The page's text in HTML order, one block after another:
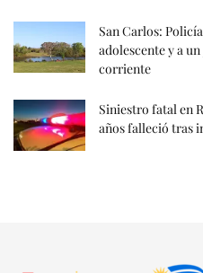
San Carlos:
adolescente y a
corriente
Siniestro fatal en
años falleció tras